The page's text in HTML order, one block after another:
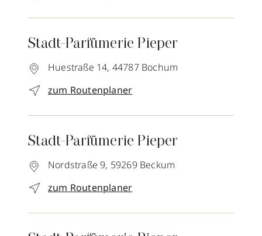
Stadt-Parfümerie Pieper
Huestraße 14, 44787 Bochum
zum Routenplaner
Stadt-Parfümerie Pieper
Nordstraße 9, 59269 Beckum
zum Routenplaner